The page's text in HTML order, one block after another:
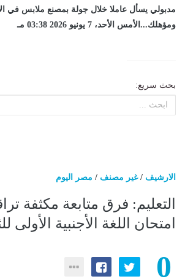
مدبولي يسأل عاملا خلال جولة بمصنع ملابس في
ومؤهلك...الأمس الأحد، 7 يونيو 2026 03:38 مـ
بحث سريع:
الارشيف /غير مصنف / مصر اليوم
التعليم: فرق متابعة مكثفة
امتحان اللغة الأجنبية الأولى
0